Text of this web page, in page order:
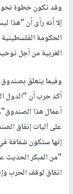
وقد تكون خطوة نحو
إلا أنه رأى أن "هذا
الحكومة
الغربية من أجل
وفيما يتعلق بصندوق
أكد حرب أن "الدول
أعمال هذا
على آليات إنفاق
إنها ستكون شفافة في
"من المبكر الحديث
اتفاق لوقف الحرب